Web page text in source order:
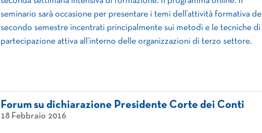
seminario sarà occasione per presentare i temi dell’attività formativa del
secondo semestre incentrati principalmente sui metodi e le tecniche di
partecipazione attiva all’interno delle organizzazioni di terzo settore.
Forum su dichiarazione Presidente Corte dei Conti
18 Febbraio 2016